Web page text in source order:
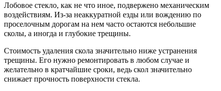
Лобовое стекло, как не что иное, подвержено механическим
воздействиям. Из-за неаккуратной езды или вождению по
проселочным дорогам на нем часто остаются небольшие
сколы, а иногда и глубокие трещины.
Стоимость удаления скола значительно ниже устранения
трещины. Его нужно ремонтировать в любом случае и
желательно в кратчайшие сроки, ведь скол значительно
снижает прочность поверхности стекла.